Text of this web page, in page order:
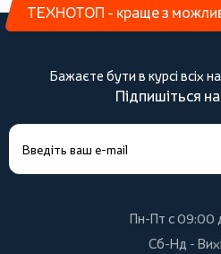
ТЕХНОТОП - краще з
Бажаєте бути в курсі всіх
Підпишіться
Пн-Пт с 09:00
Сб-Нд -